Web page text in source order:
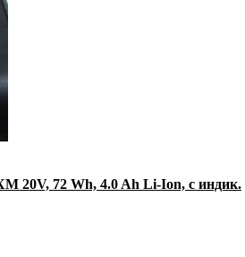
20V, 72 Wh, 4.0 Ah Li-Ion, с индик.